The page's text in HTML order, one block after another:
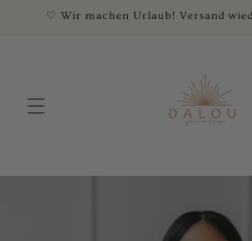
zum♡ Wir machen Urlaub! Versand